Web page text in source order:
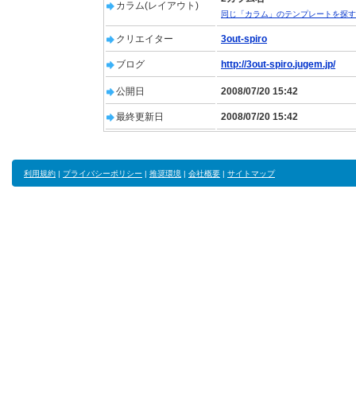
カラム(レイアウト)
同じ「カラム」のテンプレートを探
クリエイター 3out-spiro
ブログ http://3out-spiro.jugem.jp/
公開日 2008/07/20 15:42
最終更新日 2008/07/20 15:42
利用規約 | プライバシーポリシー | 推奨環境 | 会社概要 | サイトマップ